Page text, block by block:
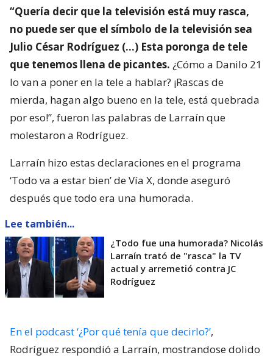
“Quería decir que la televisión está muy rasca,
no puede ser que el símbolo de la televisión sea
Julio César Rodríguez (…) Esta poronga de tele
que tenemos llena de picantes. ¿Cómo a Danilo 21
lo van a poner en la tele a hablar? ¡Rascas de
mierda, hagan algo bueno en la tele, está quebrada
por eso!”, fueron las palabras de Larraín que
molestaron a Rodríguez.
Larraín hizo estas declaraciones en el programa
‘Todo va a estar bien’ de Vía X, donde aseguró
después que todo era una humorada.
Lee también...
¿Todo fue una humorada? Nicolás
Larraín trató de "rasca" la TV
actual y arremetió contra JC
Rodríguez
En el podcast ‘¿Por qué tenía que decirlo?’,
Rodríguez respondió a Larraín, mostrandose dolido